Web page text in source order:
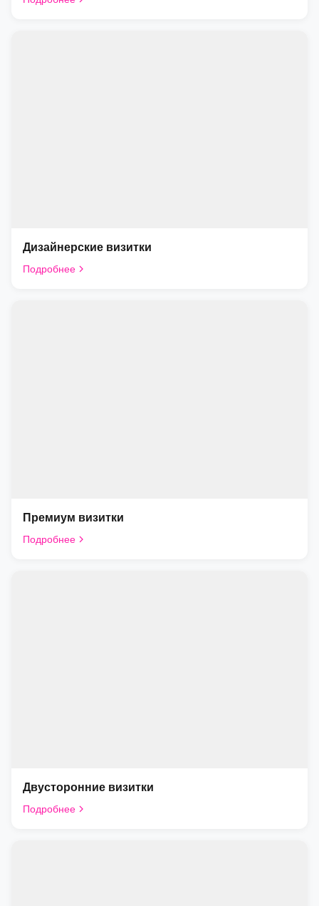
Дизайнерские визитки
Подробнее
Премиум визитки
Подробнее
Двусторонние визитки
Подробнее